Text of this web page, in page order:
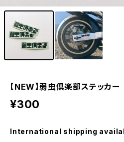
【NEW】弱虫倶楽部ステッカー
¥300
International shipping